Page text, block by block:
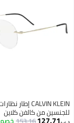
CALVIN KLEIN إطار نظارات طبية
كلاين